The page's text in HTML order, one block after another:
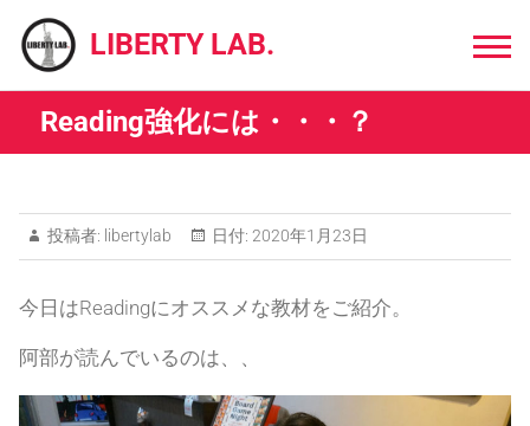
content
LIBERTY LAB.
Reading強化には・・・？
投稿者: libertylab 日付: 2020年1月23日
今日はReadingにオススメな教材をご紹介。
阿部が読んでいるのは、、